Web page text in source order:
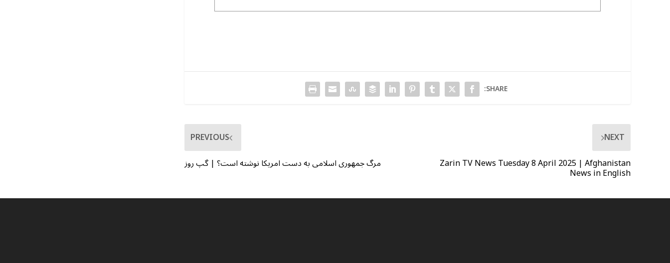
SHARE:
PREVIOUS
مرگ جمهوری اسلامی به دست امریکا نوشته است؟ | گپ روز
NEXT
Zarin TV News Tuesday 8 April 2025 | Afghanistan
News in English